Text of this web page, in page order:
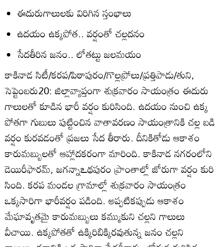
ఈదురుగాలులకు విరిగిన స్తంభాలు
ఉదయం ఉక్కపోత.. వర్షంతో చల్లదనం
సేదతీరిన జనం.. లోతట్టు జలమయం
కాకినాడ సిటీ/కరప/పిఠాపురం/గొల్లప్రోలు/ప్రత్తిపాడు/తుని,
సెప్టెంబరు20: జిల్లావ్యాప్తంగా శుక్రవారం సాయంత్రం ఈదురు
గాలులతో కూడిన భారీ వర్షం కురిసింది. ఉదయం నుంచి ఉక్క
పోతగా గుబులు పుట్టించిన వాతావరణం సాయంత్రానికి చల్ల బడి
వర్షం కురవడంతో ప్రజలు సేద తీరారు. దీనికితోడు ఆకాశం
కారుమబ్బులతో ఆహ్లాదకరంగా మారింది. కాకినాడ నగరంలోని
డెయిరీఫారమ్‌, జగన్నాఽథపురం ప్రాంతాల్లో జోరుగా వర్షం కురి
సింది. కరప మండల గ్రామాల్లో శుక్రవారం సాయంత్రం
ఒక్కసారిగా భారీవర్షం పడింది. అప్పటికప్పుడు ఆకాశం
మేఘావృతమై కారుమబ్బులు కమ్ముకుని చల్లని గాలులు
వీచాయి. ఉక్కపోతతో ఉక్కిరిబిక్కిరవుతున్న జనం చల్లని